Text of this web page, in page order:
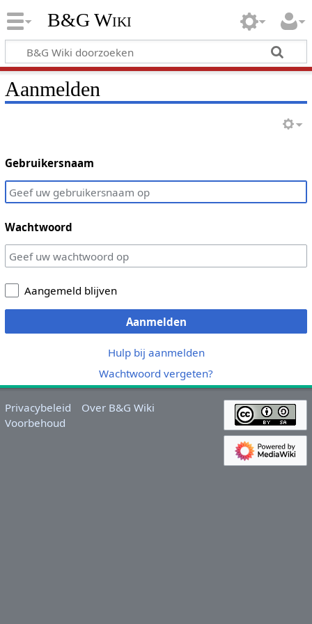
B&G Wiki
Aanmelden
Gebruikersnaam
Wachtwoord
Aangemeld blijven
Aanmelden
Hulp bij aanmelden
Wachtwoord vergeten?
Privacybeleid
Over B&G Wiki
Voorbehoud